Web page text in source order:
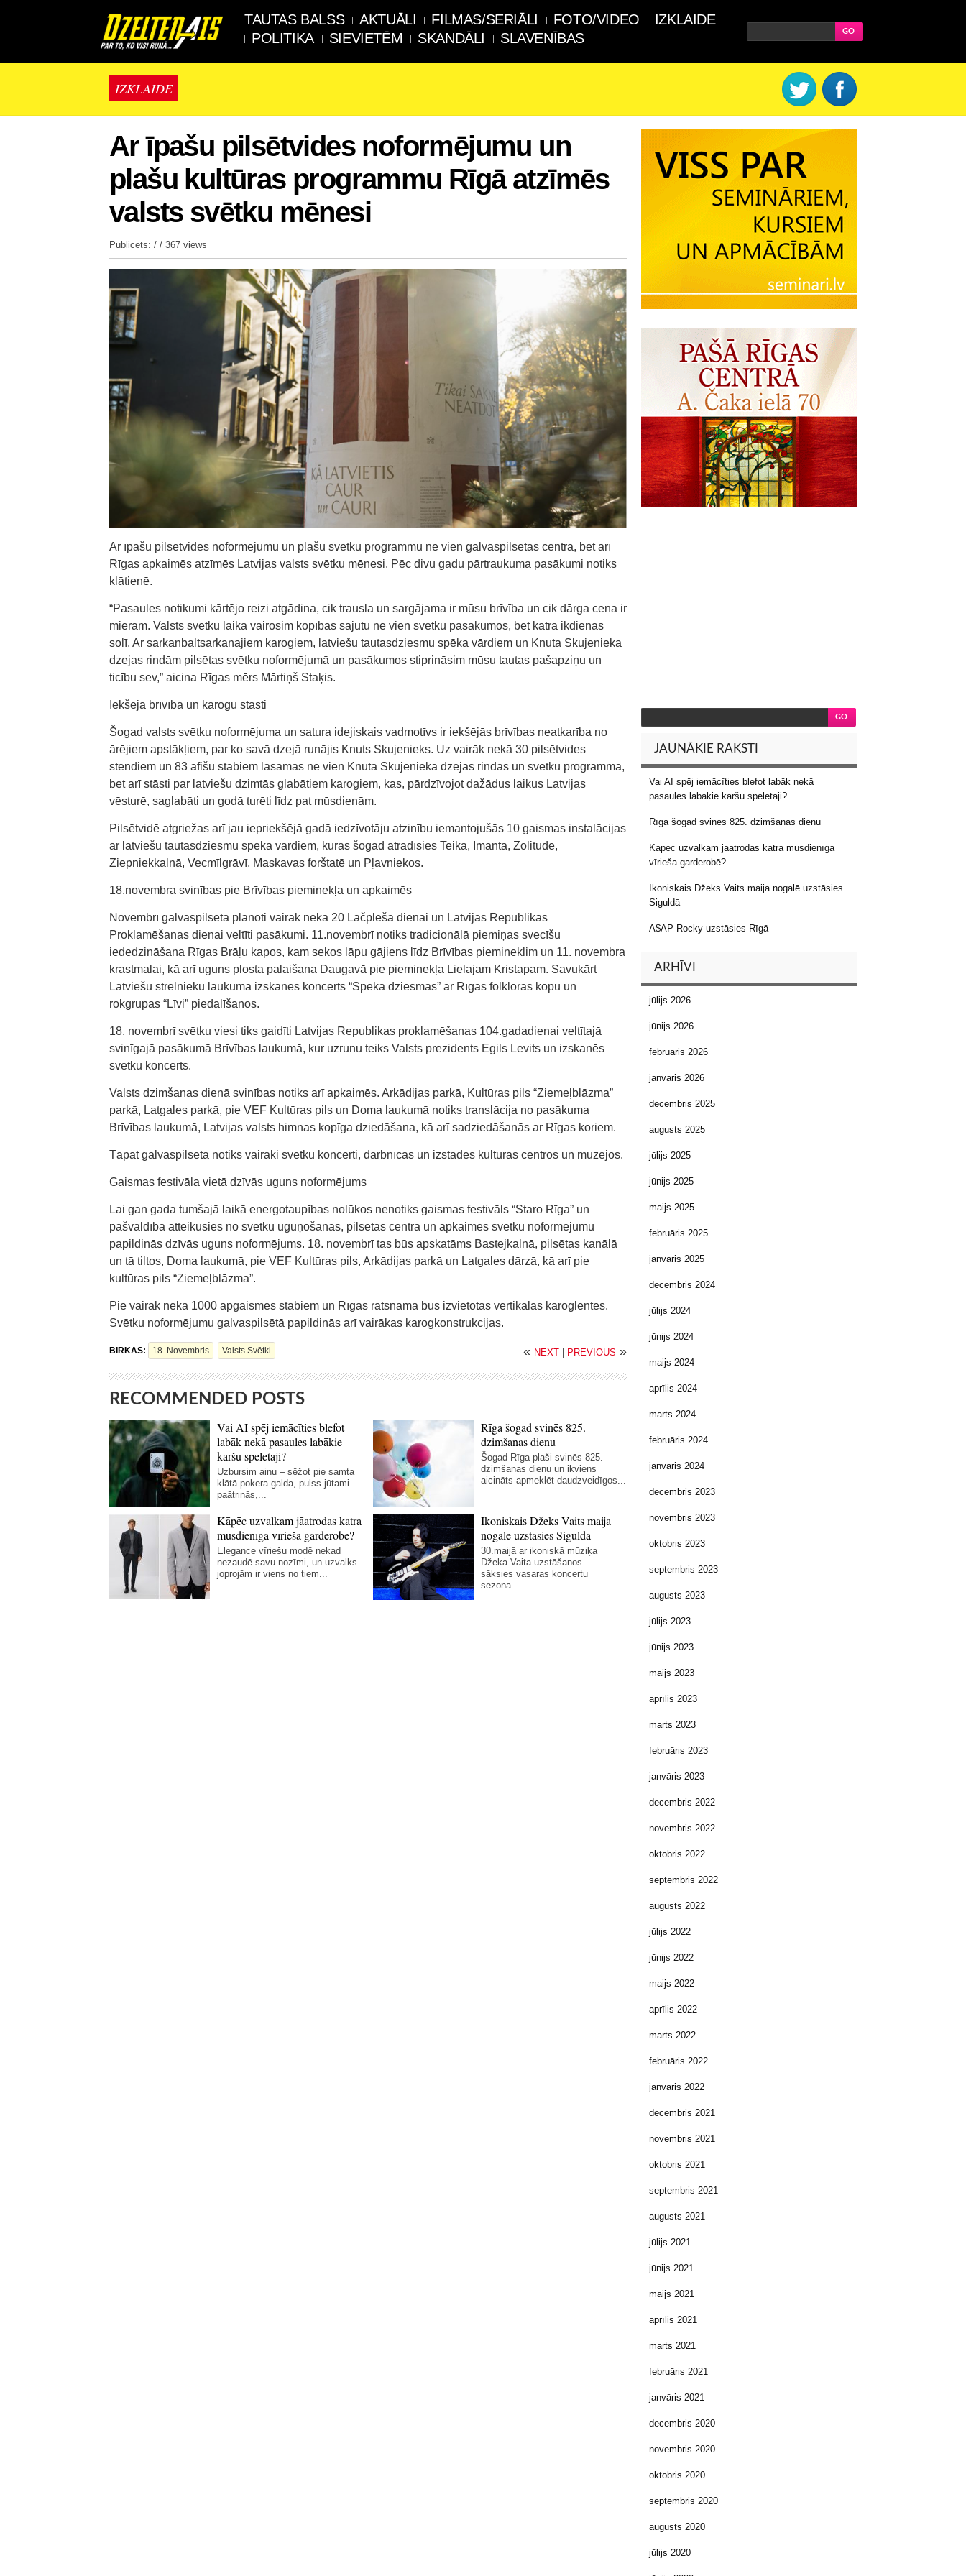
TAUTAS BALSS AKTUĀLI FILMAS/SERIĀLI FOTO/VIDEO
IZKLAIDE
POLITIKA
SIEVIETĒM SKANDĀLI SLAVENĪBAS
IZKLAIDE
Ar īpašu pilsētvides noformējumu un
plašu kultūras programmu Rīgā atzīmēs
valsts svētku mēnesi
Publicēts: / / 367 views
Ar īpašu pilsētvides noformējumu un plašu svētku programmu ne vien galvaspilsētas centrā, bet arī
Rīgas apkaimēs atzīmēs Latvijas valsts svētku mēnesi. Pēc divu gadu pārtraukuma pasākumi notiks
klātienē.
“Pasaules notikumi kārtējo reizi atgādina, cik trausla un sargājama ir mūsu brīvība un cik dārga cena ir
mieram. Valsts svētku laikā vairosim kopības sajūtu ne vien svētku pasākumos, bet katrā ikdienas
solī. Ar sarkanbaltsarkanajiem karogiem, latviešu tautasdziesmu spēka vārdiem un Knuta Skujenieka
dzejas rindām pilsētas svētku noformējumā un pasākumos stiprināsim mūsu tautas pašapziņu un
ticību sev,” aicina Rīgas mērs Mārtiņš Staķis.
Iekšējā brīvība un karogu stāsti
Šogad valsts svētku noformējuma un satura idejiskais vadmotīvs ir iekšējās brīvības neatkarība no
ārējiem apstākļiem, par ko savā dzejā runājis Knuts Skujenieks. Uz vairāk nekā 30 pilsētvides
stendiem un 83 afišu stabiem lasāmas ne vien Knuta Skujenieka dzejas rindas un svētku programma,
bet arī stāsti par latviešu dzimtās glabātiem karogiem, kas, pārdzīvojot dažādus laikus Latvijas
vēsturē, saglabāti un godā turēti līdz pat mūsdienām.
Pilsētvidē atgriežas arī jau iepriekšējā gadā iedzīvotāju atzinību iemantojušās 10 gaismas instalācijas
ar latviešu tautasdziesmu spēka vārdiem, kuras šogad atradīsies Teikā, Imantā, Zolitūdē,
Ziepniekkalnā, Vecmīlgrāvī, Maskavas forštatē un Pļavniekos.
18.novembra svinības pie Brīvības pieminekļa un apkaimēs
Novembrī galvaspilsētā plānoti vairāk nekā 20 Lāčplēša dienai un Latvijas Republikas
Proklamēšanas dienai veltīti pasākumi. 11.novembrī notiks tradicionālā piemiņas svecīšu
iededzināšana Rīgas Brāļu kapos, kam sekos lāpu gājiens līdz Brīvības piemineklim un 11. novembra
krastmalai, kā arī uguns plosta palaišana Daugavā pie pieminekļa Lielajam Kristapam. Savukārt
Latviešu strēlnieku laukumā izskanēs koncerts “Spēka dziesmas” ar Rīgas folkloras kopu un
rokgrupas “Līvi” piedalīšanos.
18. novembrī svētku viesi tiks gaidīti Latvijas Republikas proklamēšanas 104.gadadienai veltītajā
svinīgajā pasākumā Brīvības laukumā, kur uzrunu teiks Valsts prezidents Egils Levits un izskanēs
svētku koncerts.
Valsts dzimšanas dienā svinības notiks arī apkaimēs. Arkādijas parkā, Kultūras pils “Ziemeļblāzma”
parkā, Latgales parkā, pie VEF Kultūras pils un Doma laukumā notiks translācija no pasākuma
Brīvības laukumā, Latvijas valsts himnas kopīga dziedāšana, kā arī sadziedāšanās ar Rīgas koriem.
Tāpat galvaspilsētā notiks vairāki svētku koncerti, darbnīcas un izstādes kultūras centros un muzejos.
Gaismas festivāla vietā dzīvās uguns noformējums
Lai gan gada tumšajā laikā energotaupības nolūkos nenotiks gaismas festivāls “Staro Rīga” un
pašvaldība atteikusies no svētku uguņošanas, pilsētas centrā un apkaimēs svētku noformējumu
papildinās dzīvās uguns noformējums. 18. novembrī tas būs apskatāms Bastejkalnā, pilsētas kanālā
un tā tiltos, Doma laukumā, pie VEF Kultūras pils, Arkādijas parkā un Latgales dārzā, kā arī pie
kultūras pils “Ziemeļblāzma”.
Pie vairāk nekā 1000 apgaismes stabiem un Rīgas rātsnama būs izvietotas vertikālās karoglentes.
Svētku noformējumu galvaspilsētā papildinās arī vairākas karogkonstrukcijas.
BIRKAS: 18. Novembris Valsts Svētki « NEXT PREVIOUS »
RECOMMENDED POSTS
Vai AI spēj iemācīties blefot
labāk nekā pasaules labākie
kāršu spēlētāji?
Uzbursim ainu – sēžot pie samta
klātā pokera galda, pulss jūtami
paātrinās,...
Rīga šogad svinēs 825.
dzimšanas dienu
Šogad Rīga plaši svinēs 825.
dzimšanas dienu un ikviens
aicināts apmeklēt daudzveidīgos...
Kāpēc uzvalkam jāatrodas katra
mūsdienīga vīrieša garderobē?
Elegance vīriešu modē nekad
nezaudē savu nozīmi, un uzvalks
joprojām ir viens no tiem...
Ikoniskais Džeks Vaits maija
nogalē uzstāsies Siguldā
30.maijā ar ikoniskā mūziķa
Džeka Vaita uzstāšanos
sāksies vasaras koncertu
sezona...
JAUNĀKIE RAKSTI
Vai AI spēj iemācīties blefot labāk nekā
pasaules labākie kāršu spēlētāji?
Rīga šogad svinēs 825. dzimšanas dienu
Kāpēc uzvalkam jāatrodas katra mūsdienīga
vīrieša garderobē?
Ikoniskais Džeks Vaits maija nogalē uzstāsies
Siguldā
A$AP Rocky uzstāsies Rīgā
ARHĪVI
jūlijs 2026
jūnijs 2026
februāris 2026
janvāris 2026
decembris 2025
augusts 2025
jūlijs 2025
jūnijs 2025
maijs 2025
februāris 2025
janvāris 2025
decembris 2024
jūlijs 2024
jūnijs 2024
maijs 2024
aprīlis 2024
marts 2024
februāris 2024
janvāris 2024
decembris 2023
novembris 2023
oktobris 2023
septembris 2023
augusts 2023
jūlijs 2023
jūnijs 2023
maijs 2023
aprīlis 2023
marts 2023
februāris 2023
janvāris 2023
decembris 2022
novembris 2022
oktobris 2022
septembris 2022
augusts 2022
jūlijs 2022
jūnijs 2022
maijs 2022
aprīlis 2022
marts 2022
februāris 2022
janvāris 2022
decembris 2021
novembris 2021
oktobris 2021
septembris 2021
augusts 2021
jūlijs 2021
jūnijs 2021
maijs 2021
aprīlis 2021
marts 2021
februāris 2021
janvāris 2021
decembris 2020
novembris 2020
oktobris 2020
septembris 2020
augusts 2020
jūlijs 2020